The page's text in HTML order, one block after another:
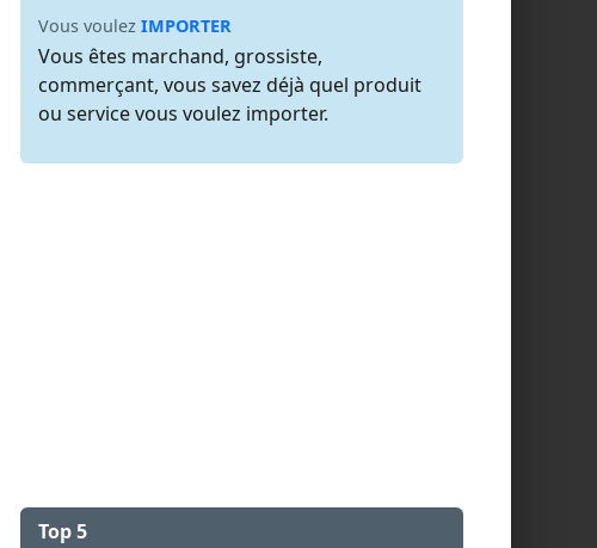
Vous voulez IMPORTER
Vous êtes marchand, grossiste,
commerçant, vous savez déjà quel produit
ou service vous voulez importer.
Top 5